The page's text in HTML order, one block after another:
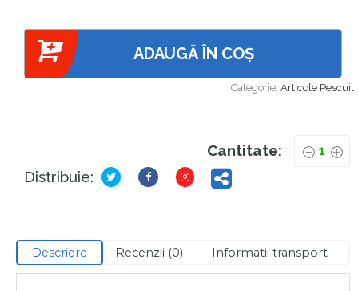
Categorie: Articole Pescuit
ADAUGĂ ÎN COȘ
Cantitate:
Distribuie:
Descriere Recenzii (0) Informatii transport